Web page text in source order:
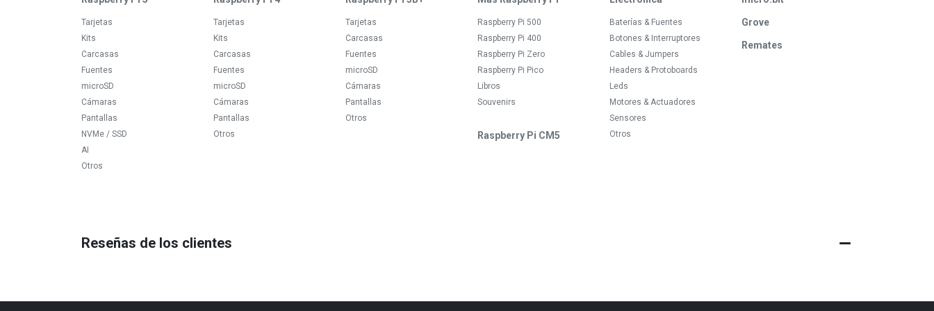
Tarjetas
Kits
Carcasas
Fuentes
microSD
Cámaras
Pantallas
NVMe / SSD
AI
Otros
Tarjetas
Kits
Carcasas
Fuentes
microSD
Cámaras
Pantallas
Otros
Tarjetas
Carcasas
Fuentes
microSD
Cámaras
Pantallas
Otros
Raspberry Pi 500
Raspberry Pi 400
Raspberry Pi Zero
Raspberry Pi Pico
Libros
Souvenirs
Raspberry Pi CM5
Baterías & Fuentes
Botones & Interruptores
Cables & Jumpers
Headers & Protoboards
Leds
Motores & Actuadores
Sensores
Otros
Grove
Remates
Reseñas de los clientes